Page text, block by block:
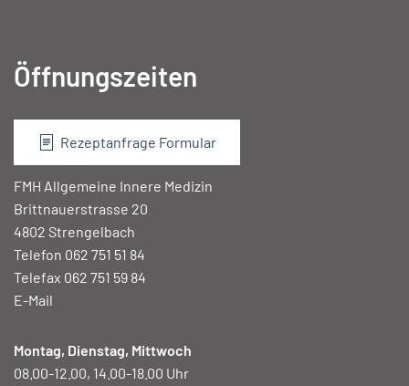
Öffnungszeiten
Rezeptanfrage Formular
FMH Allgemeine Innere Medizin
Brittnauerstrasse 20
4802 Strengelbach
Telefon 062 751 51 84
Telefax 062 751 59 84
E-Mail
Montag, Dienstag, Mittwoch
08.00-12.00, 14.00-18.00 Uhr